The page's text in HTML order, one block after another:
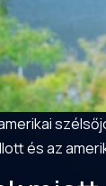
és az